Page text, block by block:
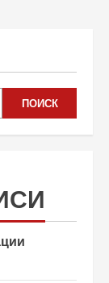
ПОИСК